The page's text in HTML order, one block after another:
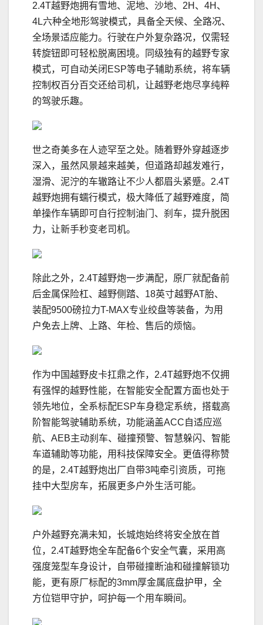
2.4T越野炮拥有雪地、泥地、沙地、2H、4H、
4L六种全地形驾驶模式，具备全天候、全路况、
全场景适应能力。行驶在户外复杂路况，仅需轻
转旋钮即可轻松脱离困境。同级独有的越野专家
模式，可自动关闭ESP等电子辅助系统，将车辆
控制权百分百交还给司机，让越野老炮尽享纯粹
的驾驶乐趣。
世之奇美多在人迹罕至之处。随着野外穿越逐步
深入，虽然风景越来越美，但道路却越发难行，
湿滑、泥泞的车辙路让不少人都眉头紧蹙。2.4T
越野炮拥有蠕行模式，极大降低了越野难度，简
单操作车辆即可自行控制油门、刹车，提升脱困
力，让新手秒变老司机。
除此之外，2.4T越野炮一步满配，原厂就配备前
后金属保险杠、越野侧踏、18英寸越野AT胎、
装配9500磅拉力T-MAX专业绞盘等装备，为用
户免去上牌、上路、年检、售后的烦恼。
作为中国越野皮卡扛鼎之作，2.4T越野炮不仅拥
有强悍的越野性能，在智能安全配置方面也处于
领先地位，全系标配ESP车身稳定系统，搭载高
阶智能驾驶辅助系统，功能涵盖ACC自适应巡
航、AEB主动刹车、碰撞预警、智慧躲闪、智能
车道辅助等功能，用科技保障安全。更值得称赞
的是，2.4T越野炮出厂自带3吨牵引资质，可拖
挂中大型房车，拓展更多户外生活可能。
户外越野充满未知，长城炮始终将安全放在首
位，2.4T越野炮全车配备6个安全气囊，采用高
强度笼型车身设计，自带碰撞断油和碰撞解锁功
能，更有原厂标配的3mm厚金属底盘护甲，全
方位铠甲守护，呵护每一个用车瞬间。